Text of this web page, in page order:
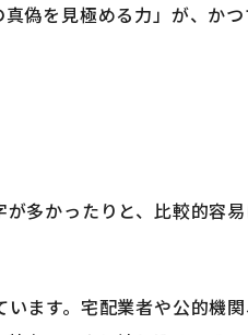
偽を見極める力」が、か
多かったりと、比較的容
ます。宅配業者や公的機